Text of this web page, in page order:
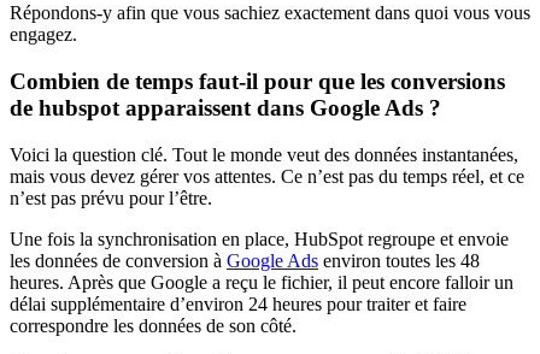
Répondons-y afin que vous sachiez exactement dans quoi vous vous
engagez.
Combien de temps faut-il pour que les conversions
de hubspot apparaissent dans Google Ads ?
Voici la question clé. Tout le monde veut des données instantanées,
mais vous devez gérer vos attentes. Ce n’est pas du temps réel, et ce
n’est pas prévu pour l’être.
Une fois la synchronisation en place, HubSpot regroupe et envoie
les données de conversion à Google Ads environ toutes les 48
heures. Après que Google a reçu le fichier, il peut encore falloir un
délai supplémentaire d’environ 24 heures pour traiter et faire
correspondre les données de son côté.